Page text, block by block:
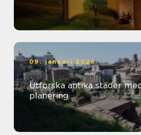
09. januari 2026
Utforska antika städer
planering